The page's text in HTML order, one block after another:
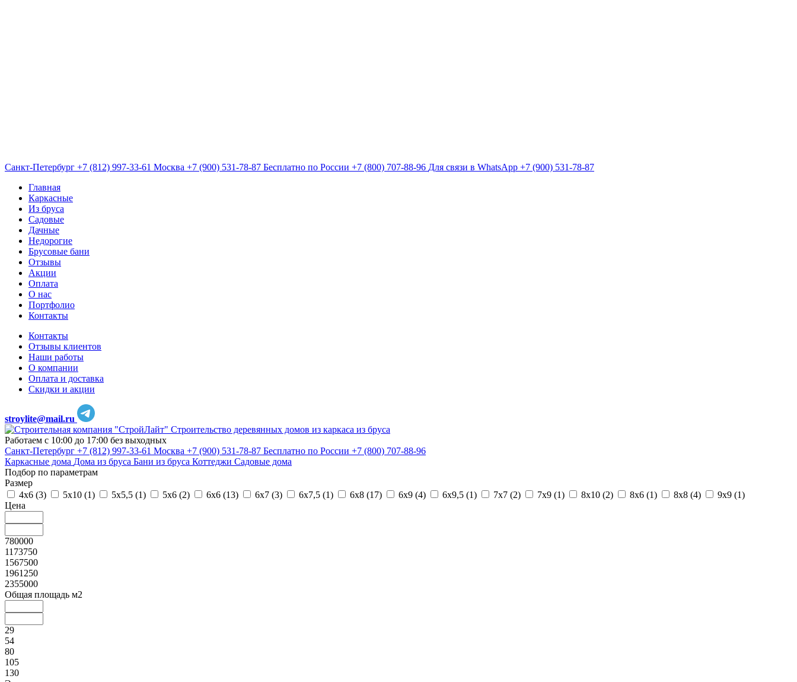
Санкт-Петербург +7 (812) 997-33-61 Москва +7 (900) 531-78-87 Бесплатно по России +7 (800) 707-88-96 Для связи в WhatsApp +7 (900) 531-78-87
Главная
Каркасные
Из бруса
Садовые
Дачные
Недорогие
Брусовые бани
Отзывы
Акции
Оплата
О нас
Портфолио
Контакты
Контакты
Отзывы клиентов
Наши работы
О компании
Оплата и доставка
Скидки и акции
stroylite@mail.ru
Строительство деревянных домов из каркаса из бруса
Работаем с 10:00 до 17:00 без выходных
Санкт-Петербург +7 (812) 997-33-61 Москва +7 (900) 531-78-87 Бесплатно по России +7 (800) 707-88-96
Каркасные дома Дома из бруса Бани из бруса Коттеджи Садовые дома
Подбор по параметрам
Размер
4х6 (3) 5х10 (1) 5х5,5 (1) 5х6 (2) 6х6 (13) 6х7 (3) 6х7,5 (1) 6х8 (17) 6х9 (4) 6х9,5 (1) 7х7 (2) 7х9 (1) 8х10 (2) 8х6 (1) 8х8 (4) 9х9 (1)
Цена
780000
1173750
1567500
1961250
2355000
Общая площадь м2
29
54
80
105
130